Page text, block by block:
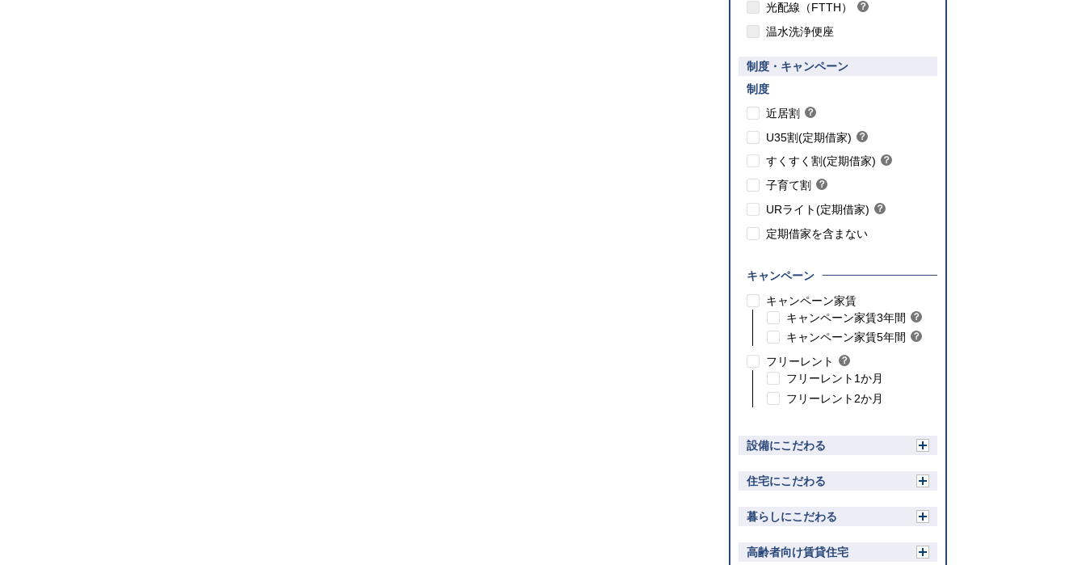
光配線（FTTH） ？
温水洗浄便座
制度・キャンペーン
制度
近居割
？
ン
ト
こちら
U35割(定期借家) ？
ン
【ご入居要件あり】35歳以下の方限定
こちら
すくすく割(定期借家) ？
ト
【ご入居要件あり】満18歳未満のお子様を
扶養、もしくはご妊娠されている方限定
こちら
子育て割 ？
ン
ト
【ご入居要件あり】子育て世帯や新婚世帯
こちら
URライト(定期借家) ？
こちら
定期借家を含まない
キャンペーン
キャンペーン家賃
キャンペーン家賃3年間 ？
ヒ
キャンペーン家賃5年間 ？
こちら
フリーレント ？
ヒ
ト
こちら
フリーレント1か月
フリーレント2か月
設備にこだわる
く住宅にこだわる
く暮らしにこだわる
く高齢者向け賃貸住宅